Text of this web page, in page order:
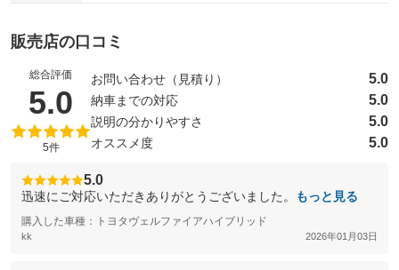
販売店の口コミ
総合評価
5.0 （5点満点中）
5件
お問い合わせ（見積り） 5.0
納車までの対応 5.0
説明の分かりやすさ 5.0
オススメ度 5.0
5.0
迅速にご対応いただきありがとうございました。 もっと見る
購入した車種：トヨタヴェルファイアハイブリッド
kk 2026年01月03日